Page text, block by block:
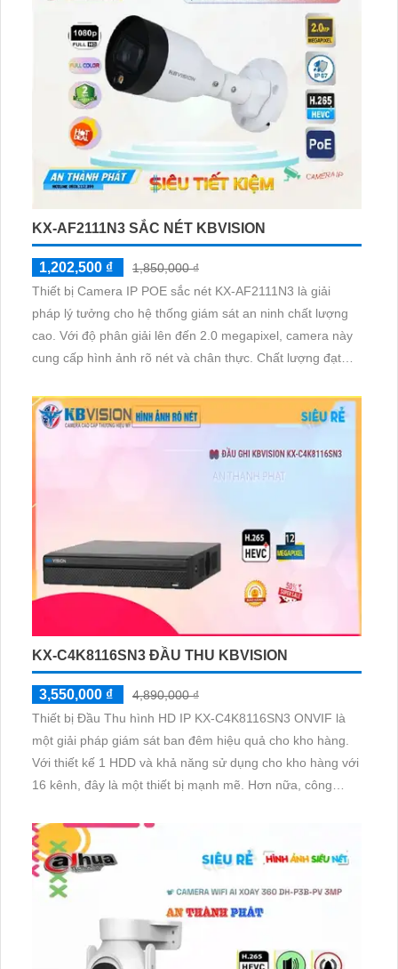
kiệm chi phí
KX-AF2111N3 SẮC NÉT KBVISION
1,202,500 ₫
1,850,000 ₫
Thiết bị Camera IP POE sắc nét KX-AF2111N3 là giải
pháp lý tưởng cho hệ thống giám sát an ninh chất lượng
cao. Với độ phân giải lên đến 2.0 megapixel, camera này
cung cấp hình ảnh rõ nét và chân thực. Chất lượng đạt
trung thực trong khoảng cách lên đến 20m, tiết kiệm và
hiệu quả
KX-C4K8116SN3 ĐẦU THU KBVISION
3,550,000 ₫
4,890,000 ₫
Thiết bị Đầu Thu hình HD IP KX-C4K8116SN3 ONVIF là
một giải pháp giám sát ban đêm hiệu quả cho kho hàng.
Với thiết kế 1 HDD và khả năng sử dụng cho kho hàng với
16 kênh, đây là một thiết bị mạnh mẽ. Hơn nữa, công
tốt trong các công trình lớn